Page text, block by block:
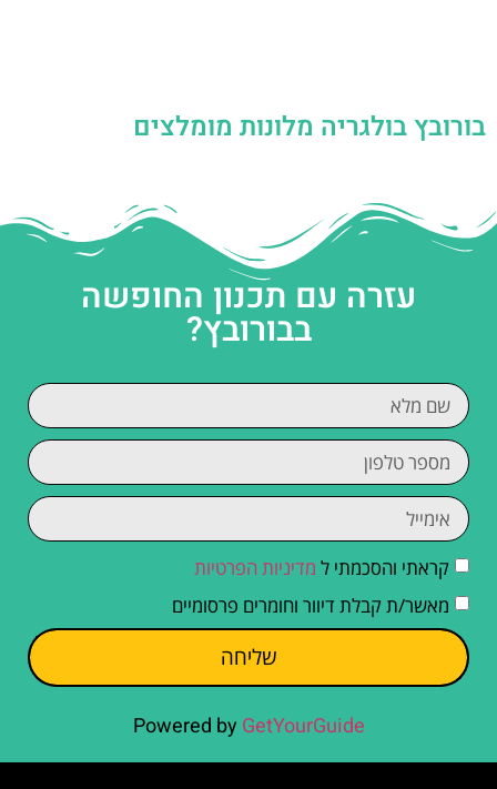
בורובץ בולגריה מלונות מומלצים
עזרה עם תכנון החופשה
בבורובץ?
קראתי והסכמתי ל מדיניות הפרטיות
מאשר/ת קבלת דיוור וחומרים פרסומיים
שליחה
Powered by GetYourGuide